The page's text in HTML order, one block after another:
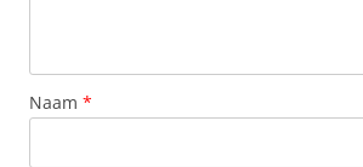
Naam *